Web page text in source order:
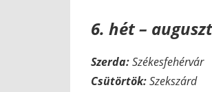
6. hét –
Szerda:Székesfehérvár
Csütörtök:Szekszárd